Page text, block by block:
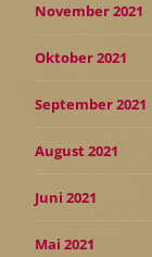
November 2021
Oktober 2021
September 2021
August 2021
Juni 2021
Mai 2021